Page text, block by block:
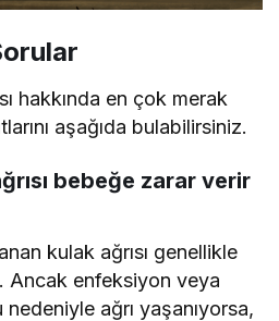
hakkında en çok merak
aşağıda bulabilirsiniz.
bebeğe zarar verir
kulak ağrısı genellikle
Ancak enfeksiyon veya
ağrı yaşanıyorsa,